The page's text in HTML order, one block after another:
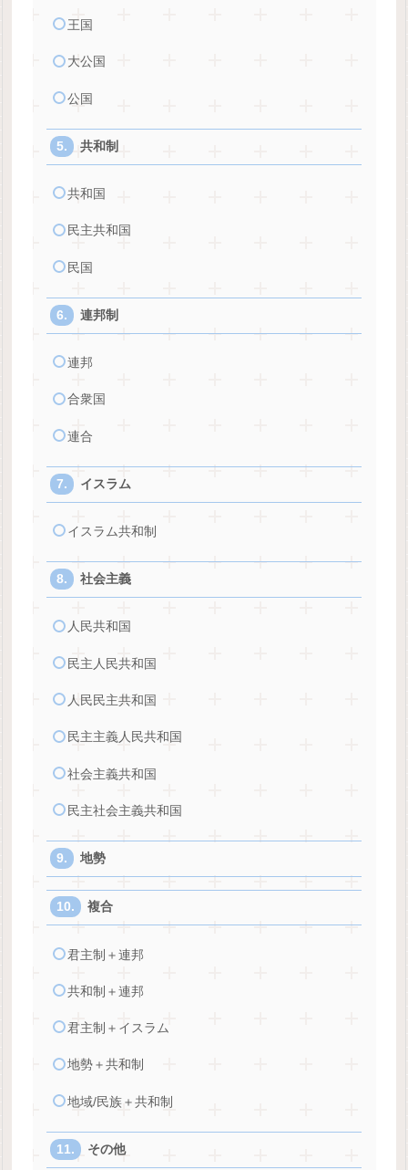
王国
大公国
公国
共和制
共和国
民主共和国
民国
連邦制
連邦
合衆国
連合
イスラム
イスラム共和制
社会主義
人民共和国
民主人民共和国
人民民主共和国
民主主義人民共和国
社会主義共和国
民主社会主義共和国
地勢
複合
君主制＋連邦
共和制＋連邦
君主制＋イスラム
地勢＋共和制
地域/民族＋共和制
その他